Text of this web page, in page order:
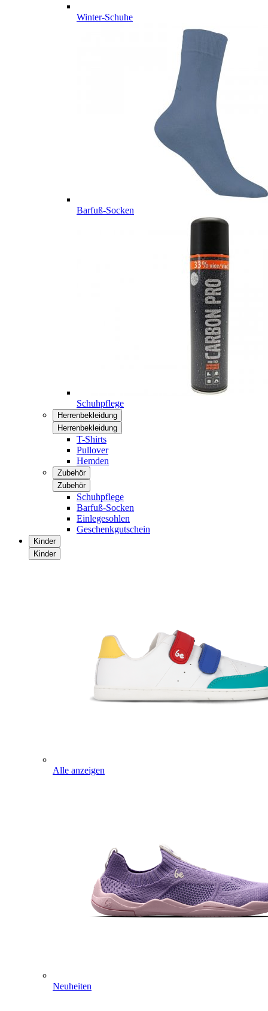
Winter-Schuhe
Barfuß-Socken
Schuhpflege
Herrenbekleidung
Herrenbekleidung
T-Shirts
Pullover
Hemden
Zubehör
Zubehör
Schuhpflege
Barfuß-Socken
Einlegesohlen
Geschenkgutschein
Kinder
Kinder
Alle anzeigen
Neuheiten